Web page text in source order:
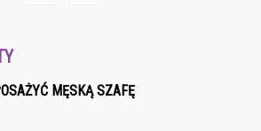
MĘSKĄ SZAFĘ